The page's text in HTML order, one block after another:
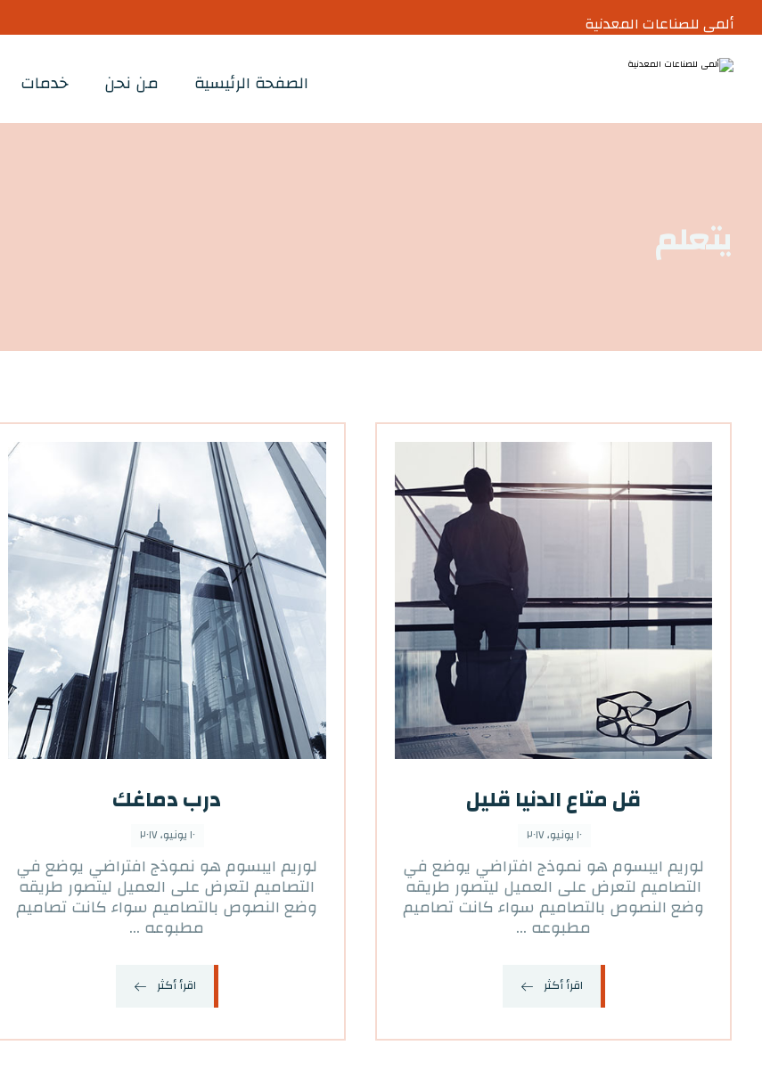
ألمى للصناعات المعدنية
الصفحة الرئيسية من نحن خدمات
يتعلم
قل متاع الدنيا قليل
١٠ يونيو، ٢٠١٧
لوريم ايبسوم هو نموذج افتراضي يوضع في
التصاميم لتعرض على العميل ليتصور طريقه
وضع النصوص بالتصاميم سواء كانت تصاميم
مطبوعه ...
اقرأ أكثر
درب دماغك
١٠ يونيو، ٢٠١٧
لوريم ايبسوم هو نموذج افتراضي يوضع في
التصاميم لتعرض على العميل ليتصور طريقه
وضع النصوص بالتصاميم سواء كانت تصاميم
مطبوعه ...
اقرأ أكثر